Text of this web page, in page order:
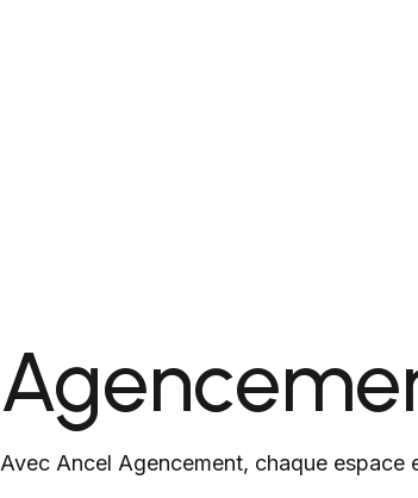
Avec Ancel Agencement, chaque espace